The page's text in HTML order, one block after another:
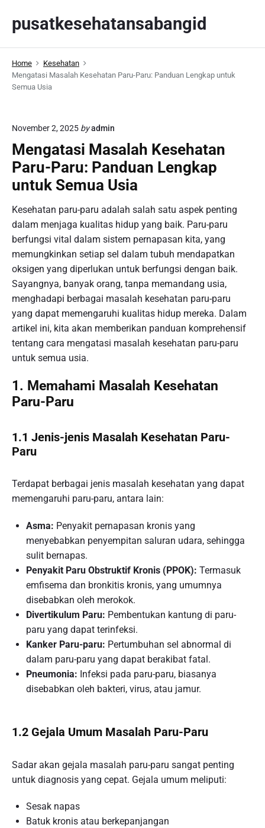
p
pusatkesehatansabangid
Home
Kesehatan
Mengatasi Masalah Kesehatan Paru-Paru: Panduan Lengkap untuk
Semua Usia
November 2, 2025 byadmin
Mengatasi Masalah Kesehatan
Paru-Paru: Panduan Lengkap
untuk Semua Usia
Kesehatan paru-paru adalah salah satu aspek penting
dalam menjaga kualitas hidup yang baik. Paru-paru
berfungsi vital dalam sistem pernapasan kita, yang
memungkinkan setiap sel dalam tubuh mendapatkan
oksigen yang diperlukan untuk berfungsi dengan baik.
Sayangnya, banyak orang, tanpa memandang usia,
menghadapi berbagai masalah kesehatan paru-paru
yang dapat memengaruhi kualitas hidup mereka. Dalam
artikel ini, kita akan memberikan panduan komprehensif
tentang cara mengatasi masalah kesehatan paru-paru
untuk semua usia.
1. Memahami Masalah Kesehatan
Paru-Paru
1.1 Jenis-jenis Masalah Kesehatan Paru-
Paru
Terdapat berbagai jenis masalah kesehatan yang dapat
memengaruhi paru-paru, antara lain:
Asma: Penyakit pernapasan kronis yang
menyebabkan penyempitan saluran udara, sehingga
sulit bernapas.
Penyakit Paru Obstruktif Kronis (PPOK): Termasuk
emfisema dan bronkitis kronis, yang umumnya
disebabkan oleh merokok.
Divertikulum Paru: Pembentukan kantung di paru-
paru yang dapat terinfeksi.
Kanker Paru-paru: Pertumbuhan sel abnormal di
dalam paru-paru yang dapat berakibat fatal.
Pneumonia: Infeksi pada paru-paru, biasanya
disebabkan oleh bakteri, virus, atau jamur.
1.2 Gejala Umum Masalah Paru-Paru
Sadar akan gejala masalah paru-paru sangat penting
untuk diagnosis yang cepat. Gejala umum meliputi:
Sesak napas
Batuk kronis atau berkepanjangan